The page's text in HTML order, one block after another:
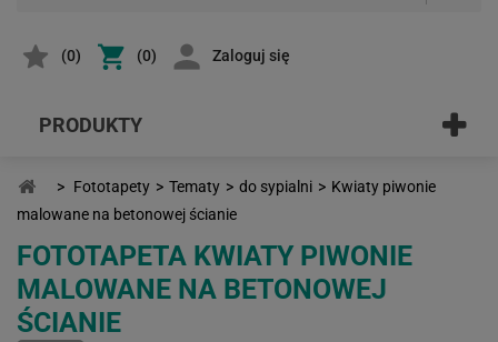
(0) (0) Zaloguj się
PRODUKTY
> Fototapety > Tematy > do sypialni > Kwiaty piwonie
malowane na betonowej ścianie
FOTOTAPETA KWIATY PIWONIE
MALOWANE NA BETONOWEJ
ŚCIANIE